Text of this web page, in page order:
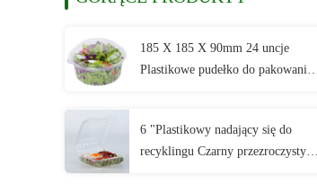
185 X 185 X 90mm 24 uncje
Plastikowe pudełko do pakowania
6 "Plastikowy nadający się do
recyklingu Czarny przezroczysty